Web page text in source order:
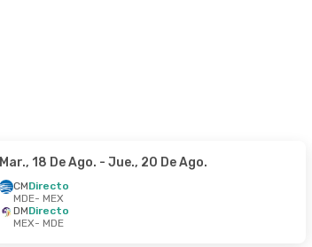
Mar., 18 De Ago. - Jue., 20 De Ago.
CMDirecto
MDE- MEX
DMDirecto
MEX- MDE